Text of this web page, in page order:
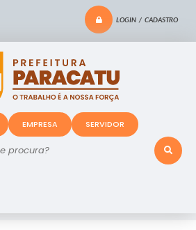
LOGIN / CADASTRO
EMPRESA SERVIDOR